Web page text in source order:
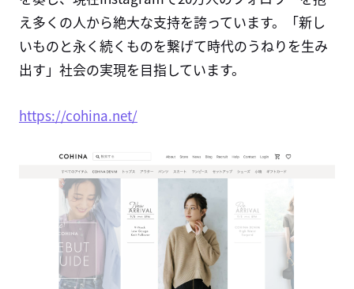
え多くの人から絶大な支持を誇っています。「新し
いものと永く続くものを繋げて時代のうねりを生み
出す」社会の実現を目指しています。
https://cohina.net/